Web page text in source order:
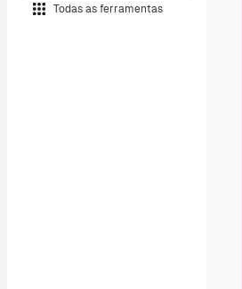
Todas as ferramentas